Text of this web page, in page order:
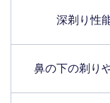
深剃り性
鼻の下の剃り